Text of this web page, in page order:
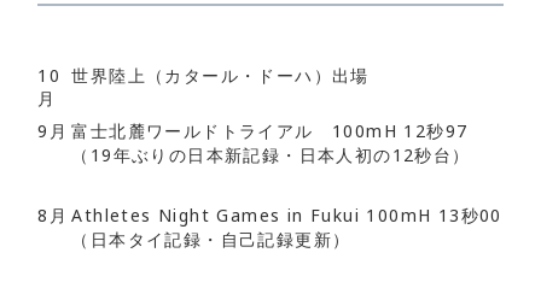
10
月
世界陸上（カタール・ドーハ）出場
9月 富士北麓ワールドトライアル 100mH 12秒97
（19年ぶりの日本新記録・日本人初の12秒台）
8月 Athletes Night Games in Fukui 100mH 13秒00
（日本タイ記録・自己記録更新）